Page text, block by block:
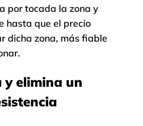
por tocada la zona y
hasta que el precio
dicha zona, más fiable
y elimina un